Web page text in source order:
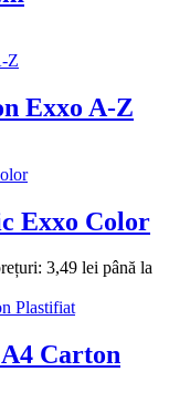
Exxo A-Z
Exxo Color
3,49 lei până la
Carton